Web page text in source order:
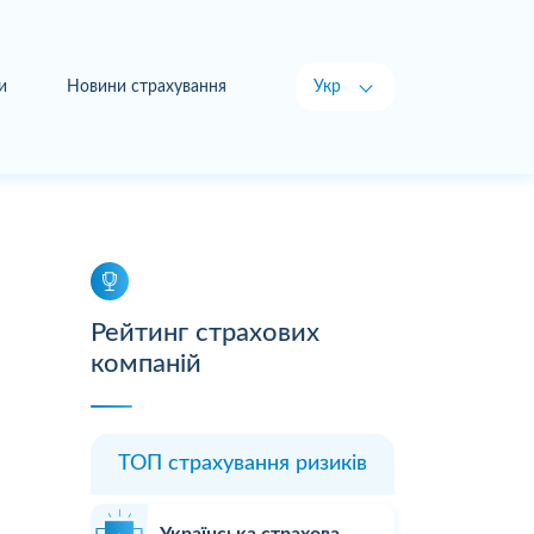
Новини страхування Укр
Рейтинг страхових
компаній
ТОП страхування ризиків